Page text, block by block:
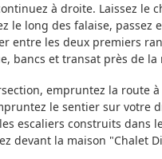
à droite. Laissez le
le long des falaise, passez
entre les deux premiers
bancs et transat près de la
empruntez la route
le sentier sur votre
escaliers construits dans
devant la maison "Chalet